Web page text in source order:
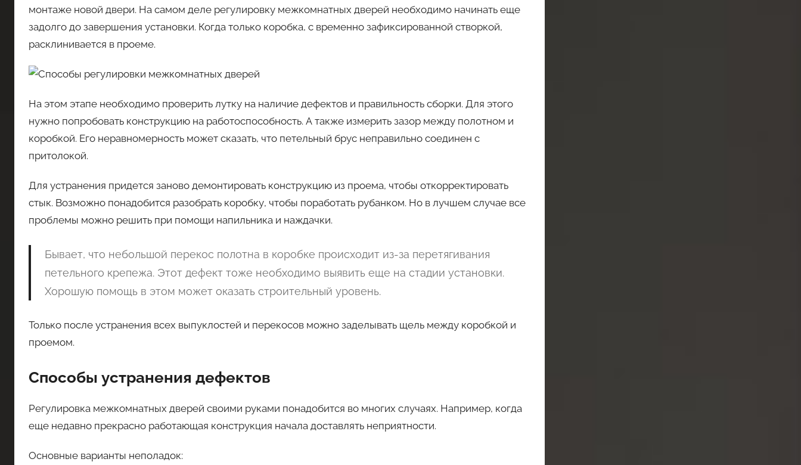
монтаже новой двери. На самом деле регулировку межкомнатных дверей необходимо начинать еще
задолго до завершения установки. Когда только коробка, с временно зафиксированной створкой,
расклинивается в проеме.
На этом этапе необходимо проверить лутку на наличие дефектов и правильность сборки. Для этого
нужно попробовать конструкцию на работоспособность. А также измерить зазор между полотном и
коробкой. Его неравномерность может сказать, что петельный брус неправильно соединен с
притолокой.
Для устранения придется заново демонтировать конструкцию из проема, чтобы откорректировать
стык. Возможно понадобится разобрать коробку, чтобы поработать рубанком. Но в лучшем случае все
проблемы можно решить при помощи напильника и наждачки.
Бывает, что небольшой перекос полотна в коробке происходит из-за перетягивания
петельного крепежа. Этот дефект тоже необходимо выявить еще на стадии установки.
Хорошую помощь в этом может оказать строительный уровень.
Только после устранения всех выпуклостей и перекосов можно заделывать щель между коробкой и
проемом.
Способы устранения дефектов
Регулировка межкомнатных дверей своими руками понадобится во многих случаях. Например, когда
еще недавно прекрасно работающая конструкция начала доставлять неприятности.
Основные варианты неполадок: